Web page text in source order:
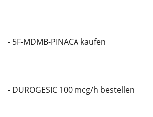
- 5F-MDMB-PINACA kaufen
- DUROGESIC 100 mcg/h bestellen